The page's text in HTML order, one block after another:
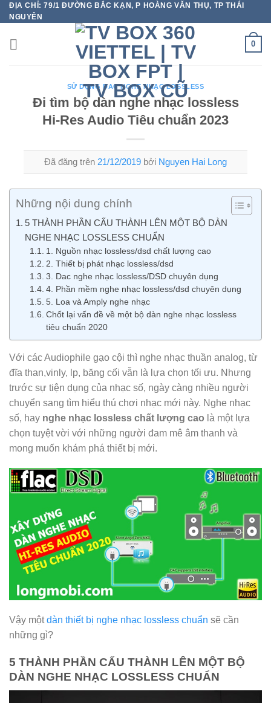
Chuyển
đến
nội
dung
ĐỊA CHỈ: 79/1 ĐƯỜNG BẮC KẠN, P HOÀNG VĂN THỤ, TP THÁI
NGUYÊN
0
SỬ DỤNG DAC NGHE NHẠC LOSSLESS
Đi tìm bộ dàn nghe nhạc lossless
Hi-Res Audio Tiêu chuẩn 2023
Đã đăng trên 21/12/2019 bởi Nguyen Hai Long
Những nội dung chính
5 THÀNH PHẦN CẤU THÀNH LÊN MỘT BỘ DÀN
NGHE NHẠC LOSSLESS CHUẨN
1. Nguồn nhạc lossless/dsd chất lượng cao
2. Thiết bị phát nhạc lossless/dsd
3. Dac nghe nhạc lossless/DSD chuyên dụng
4. Phần mềm nghe nhạc lossless/dsd chuyên dụng
5. Loa và Amply nghe nhạc
Chốt lại vấn đề về một bộ dàn nghe nhạc lossless
tiêu chuẩn 2020
Với các Audiophile gạo cội thì nghe nhạc thuần analog, từ
đĩa than,vinly, lp, băng cối vẫn là lựa chọn tối ưu. Nhưng
trước sự tiện dụng của nhạc số, ngày càng nhiều người
chuyển sang tìm hiểu thú chơi nhạc mới này. Nghe nhạc
số, hay nghe nhạc lossless chất lượng cao là một lựa
chọn tuyệt vời với những người đam mê âm thanh và
mong muốn khám phá thiết bị mới.
Vậy mộtdàn thiết bị nghe nhạc lossless chuẩn sẽ cần
những gì?
5 THÀNH PHẦN CẤU THÀNH LÊN MỘT BỘ
DÀN NGHE NHẠC LOSSLESS CHUẨN